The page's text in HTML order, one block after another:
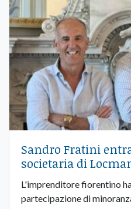
Sandro Fratini
societaria di
L'imprenditore fiorentino
partecipazione di